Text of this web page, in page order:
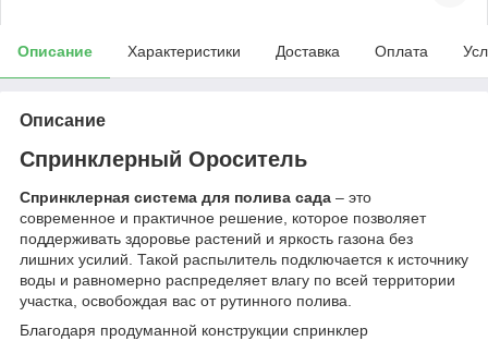
Описание Характеристики Доставка Оплата
Описание
Спринклерный Ороситель
Спринклерная система для полива сада – это
современное и практичное решение, которое позволяет
поддерживать здоровье растений и яркость газона без
лишних усилий. Такой распылитель подключается к источнику
воды и равномерно распределяет влагу по всей территории
участка, освобождая вас от рутинного полива.
Благодаря продуманной конструкции спринклер